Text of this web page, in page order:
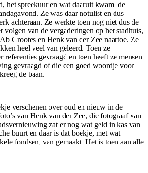
het spreekuur en wat daaruit kwam, de
Ze was daar notulist en dus
achteraan. Ze werkte toen nog niet dus de
volgen van de vergaderingen op het stadhuis,
Grootes en Henk van der Zee naartoe. Ze
heel veel van geleerd. Toen ze
referenties gevraagd en toen heeft ze mensen
gevraagd of die een goed woordje voor
de baan.
verschenen over oud en nieuw in de
van Henk van der Zee, die fotograaf van
zat er nog wat geld in kas van
buurt en daar is dat boekje, met wat
fondsen, van gemaakt. Het is toen aan alle